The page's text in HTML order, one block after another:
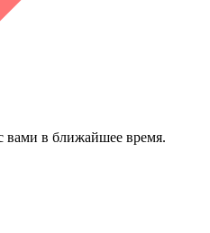
вами в ближайшее время.